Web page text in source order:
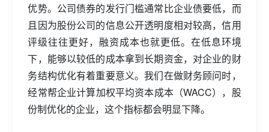
优势。公司债券的发行门槛通常比企业债要低，而
且因为股份公司的信息公开透明度相对较高，信用
评级往往更好，融资成本也就更低。在低息环境
下，能够以较低的成本拿到长期资金，对企业的财
务结构优化有着重要意义。我们在做财务顾问时，
经常帮企业计算加权平均资本成本（WACC），股
份制优化的企业，这个指标都会明显下降。